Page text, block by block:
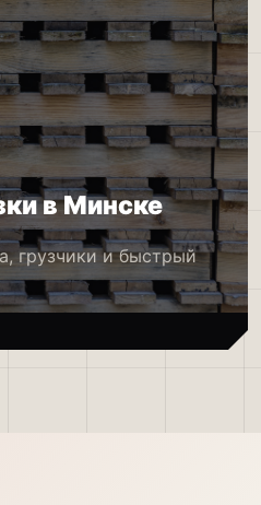
в Минске
грузчики и быстрый